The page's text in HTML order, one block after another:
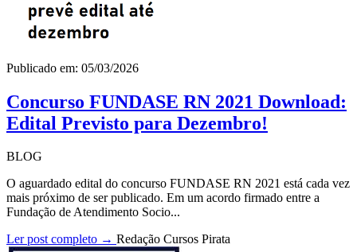
Publicado em: 05/03/2026
Concurso FUNDASE RN 2021 Download:
Edital Previsto para Dezembro!
BLOG
O aguardado edital do concurso FUNDASE RN 2021 está cada vez
mais próximo de ser publicado. Em um acordo firmado entre a
Fundação de Atendimento Socio...
Ler post completo → Redação Cursos Pirata